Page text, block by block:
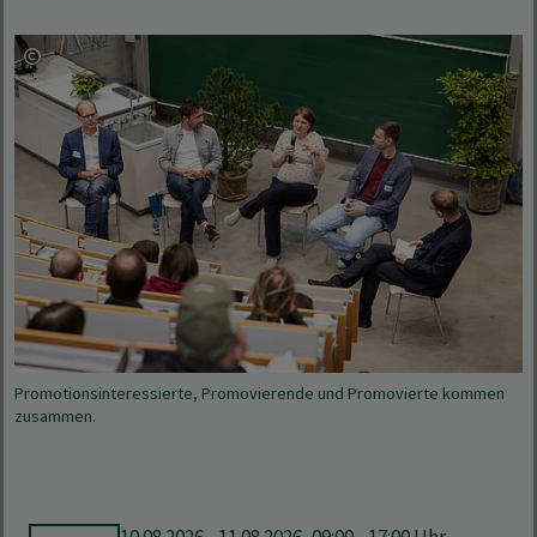
Promotionsinteressierte, Promovierende und Promovierte kommen
zusammen.